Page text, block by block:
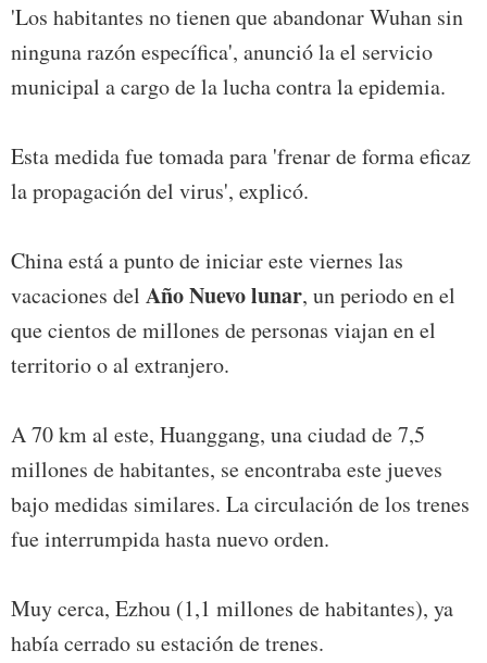
'Los habitantes no tienen que abandonar Wuhan sin
ninguna razón específica', anunció la el servicio
municipal a cargo de la lucha contra la epidemia.
Esta medida fue tomada para 'frenar de forma eficaz
la propagación del virus', explicó.
China está a punto de iniciar este viernes las
vacaciones del Año Nuevo lunar, un periodo en el
que cientos de millones de personas viajan en el
territorio o al extranjero.
A 70 km al este, Huanggang, una ciudad de 7,5
millones de habitantes, se encontraba este jueves
bajo medidas similares. La circulación de los trenes
fue interrumpida hasta nuevo orden.
Muy cerca, Ezhou (1,1 millones de habitantes), ya
había cerrado su estación de trenes.